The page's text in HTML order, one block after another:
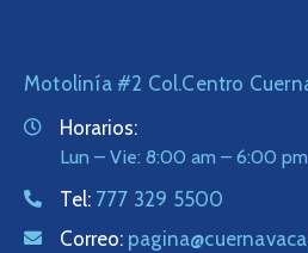
Motolinía #2 Col.Centro
Horarios:
Lun – Vie: 8:00 am – 6:00 pm
Tel: 777 329 5500
Correo: